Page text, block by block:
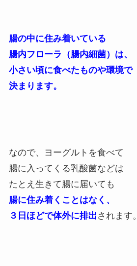
腸の中に住み着いている
腸内フローラ（腸内細菌）は、
小さい頃に食べたものや環境で
決まります。
なので、ヨーグルトを食べて
腸に入ってくる乳酸菌などは
たとえ生きて腸に届いても
腸に住み着くことはなく、
３日ほどで体外に排出 されます。